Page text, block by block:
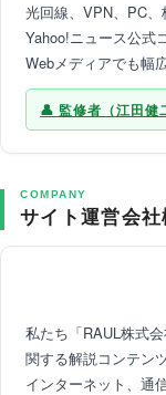
光回線、VPN、PC、
Yahoo!ニュース公式
Webメディアでも幅
監修者（江田健
COMPANY
サイト運営会
私たち「RAUL株式
関する解説コンテン
インターネット、通